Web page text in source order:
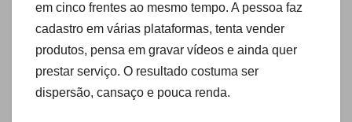
em cinco frentes ao mesmo tempo. A pessoa faz
cadastro em várias plataformas, tenta vender
produtos, pensa em gravar vídeos e ainda quer
prestar serviço. O resultado costuma ser
dispersão, cansaço e pouca renda.